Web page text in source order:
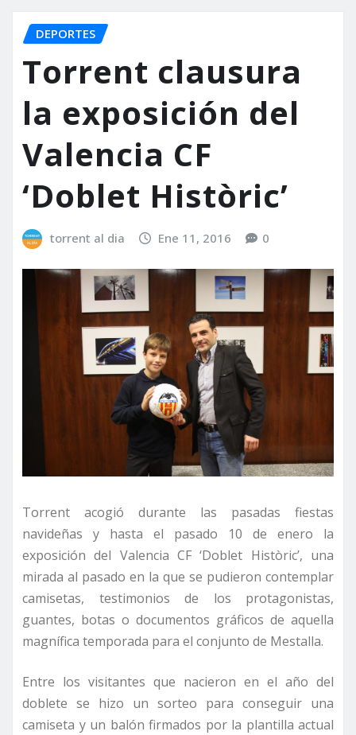
DEPORTES
Torrent clausura
la exposición del
Valencia CF
‘Doblet Històric’
torrent al dia Ene 11, 2016 0
Torrent acogió durante las pasadas fiestas
navideñas y hasta el pasado 10 de enero la
exposición del Valencia CF ‘Doblet Històric’, una
mirada al pasado en la que se pudieron contemplar
camisetas, testimonios de los protagonistas,
guantes, botas o documentos gráficos de aquella
magnífica temporada para el conjunto de Mestalla.
Entre los visitantes que nacieron en el año del
doblete se hizo un sorteo para conseguir una
camiseta y un balón firmados por la plantilla actual